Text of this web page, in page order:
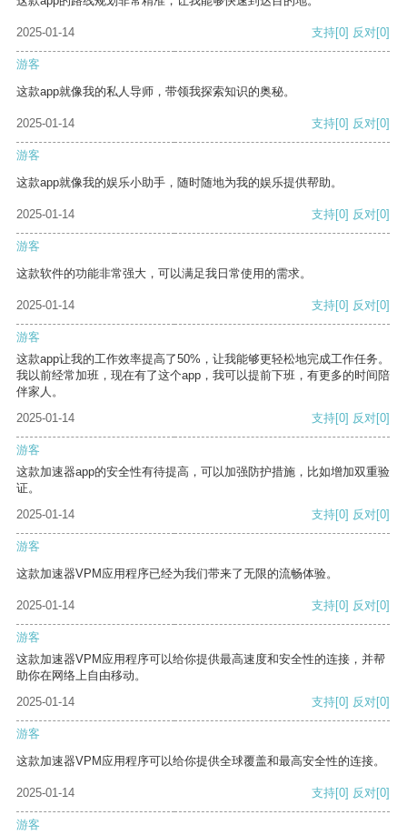
2025-01-14 支持[0] 反对[0]
游客
这款app就像我的私人导师，带领我探索知识的奥秘。
2025-01-14 支持[0] 反对[0]
游客
这款app就像我的娱乐小助手，随时随地为我的娱乐提供帮助。
2025-01-14 支持[0] 反对[0]
游客
这款软件的功能非常强大，可以满足我日常使用的需求。
2025-01-14 支持[0] 反对[0]
游客
这款app让我的工作效率提高了50%，让我能够更轻松地完成工作任务。
我以前经常加班，现在有了这个app，我可以提前下班，有更多的时间陪
伴家人。
2025-01-14
支持[0] 反对[0]
游客
这款加速器app的安全性有待提高，可以加强防护措施，比如增加双重验
证。
2025-01-14
支持[0] 反对[0]
游客
这款加速器VPM应用程序已经为我们带来了无限的流畅体验。
2025-01-14 支持[0] 反对[0]
游客
这款加速器VPM应用程序可以给你提供最高速度和安全性的连接，并帮
助你在网络上自由移动。
2025-01-14
支持[0] 反对[0]
游客
这款加速器VPM应用程序可以给你提供全球覆盖和最高安全性的连接。
2025-01-14 支持[0] 反对[0]
游客